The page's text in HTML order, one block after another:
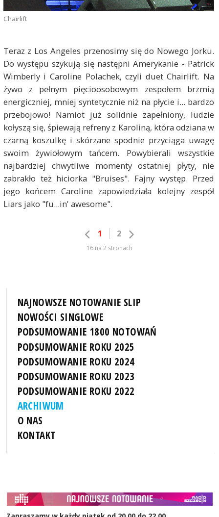
Chairlift
Teraz z Los Angeles przenosimy się do Nowego Jorku.
Do występu szykują się następni Amerykanie - Patrick
Wimberly i Caroline Polachek, czyli duet Chairlift. Na
żywo z pełnym pięcioosobowym zespołem brzmią
energiczniej, mniej syntetycznie niż na płycie i... bardzo
przebojowo! Namiot już solidnie zapełniony, ludzie
kołyszą się, śpiewają refreny z Karoliną, która odziana w
czarną koszulkę i skórzane spodnie przyciąga uwagę
swoim żywiołowym tańcem. Powybierali wszystkie
najbardziej chwytliwe momenty ostatniej płyty, nie
zabrakło też hiciorka "Bruises". Fajny występ. Przed
jego końcem Caroline zapowiedziała kolejny zespół
Liars jako "fu...in' awesome".
1 2
16 na 2 stronach
NAJNOWSZE NOTOWANIE SLIP
NOWOŚCI SINGLOWE
PODSUMOWANIE 1800 NOTOWAŃ
PODSUMOWANIE ROKU 2025
PODSUMOWANIE ROKU 2024
PODSUMOWANIE ROKU 2023
PODSUMOWANIE ROKU 2022
ARCHIWUM
O NAS
KONTAKT